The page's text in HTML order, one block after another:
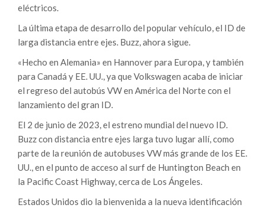
eléctricos.
La última etapa de desarrollo del popular vehículo, el ID de
larga distancia entre ejes. Buzz, ahora sigue.
«Hecho en Alemania» en Hannover para Europa, y también
para Canadá y EE. UU., ya que Volkswagen acaba de iniciar
el regreso del autobús VW en América del Norte con el
lanzamiento del gran ID.
El 2 de junio de 2023, el estreno mundial del nuevo ID.
Buzz con distancia entre ejes larga tuvo lugar allí, como
parte de la reunión de autobuses VW más grande de los EE.
UU., en el punto de acceso al surf de Huntington Beach en
la Pacific Coast Highway, cerca de Los Ángeles.
Estados Unidos dio la bienvenida a la nueva identificación